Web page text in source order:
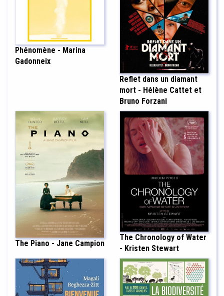
Phénomène - Marina
Gadonneix
Reflet dans un diamant
mort - Hélène Cattet et
Bruno Forzani
The Piano - Jane Campion
The Chronology of Water
- Kristen Stewart